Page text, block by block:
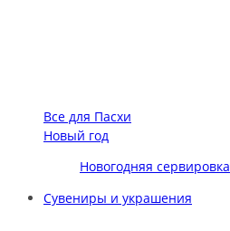
Все для Пасхи
Новый год
Новогодняя сервировка
Сувениры и украшения